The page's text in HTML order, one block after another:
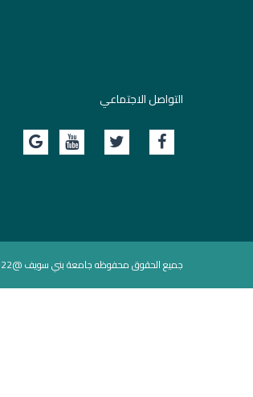
التواصل الاجتماعي
جميع الحقوق محفوظه جامعة بني سويف @2022